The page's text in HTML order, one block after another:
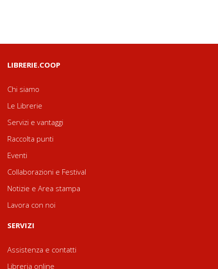
LIBRERIE.COOP
Chi siamo
Le Librerie
Servizi e vantaggi
Raccolta punti
Eventi
Collaborazioni e Festival
Notizie e Area stampa
Lavora con noi
SERVIZI
Assistenza e contatti
Libreria online